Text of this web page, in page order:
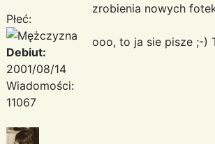
Płeć:
Debiut:
2001/08/14
Wiadomości:
11067
zrobienia nowych
ooo, to ja sie pisze ;-)